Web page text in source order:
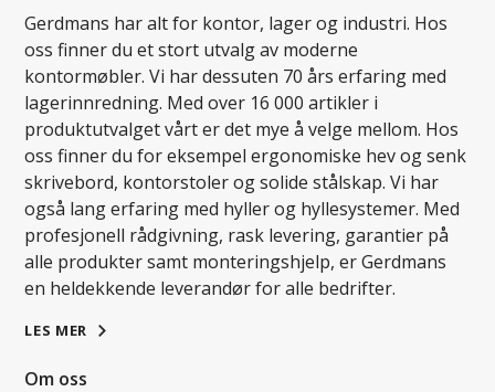
Gerdmans har alt for kontor, lager og industri. Hos
oss finner du et stort utvalg av moderne
kontormøbler. Vi har dessuten 70 års erfaring med
lagerinnredning. Med over 16 000 artikler i
produktutvalget vårt er det mye å velge mellom. Hos
oss finner du for eksempel ergonomiske hev og senk
skrivebord, kontorstoler og solide stålskap. Vi har
også lang erfaring med hyller og hyllesystemer. Med
profesjonell rådgivning, rask levering, garantier på
alle produkter samt monteringshjelp, er Gerdmans
en heldekkende leverandør for alle bedrifter.
LES MER
Om oss